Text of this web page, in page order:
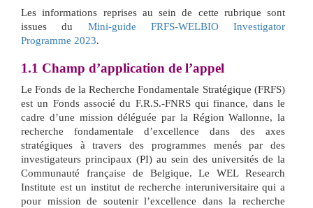
Les informations reprises au sein de cette rubrique sont
issues du Mini-guide FRFS-WELBIO Investigator
Programme 2023.
1.1 Champ d’application de l’appel
Le Fonds de la Recherche Fondamentale Stratégique (FRFS)
est un Fonds associé du F.R.S.-FNRS qui finance, dans le
cadre d’une mission déléguée par la Région Wallonne, la
recherche fondamentale d’excellence dans des axes
stratégiques à travers des programmes menés par des
investigateurs principaux (PI) au sein des universités de la
Communauté française de Belgique. Le WEL Research
Institute est un institut de recherche interuniversitaire qui a
pour mission de soutenir l’excellence dans la recherche